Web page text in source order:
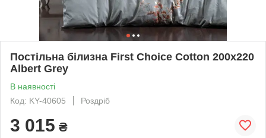
Постільна білизна First Choice Cotton 200x220
Albert Grey
В наявності
Код: KY-40605
Роздріб
3 015 ₴